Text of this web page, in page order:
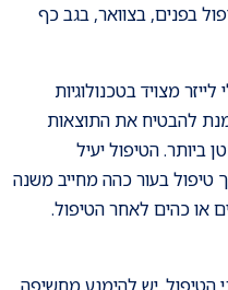
בפנים, בצוואר, בגב כף
מצויד בטכנולוגיות
להבטיח את התוצאות
ביותר. הטיפול יעיל
טיפול בעור כהה מחייב משנה
או כהים לאחר הטיפול.